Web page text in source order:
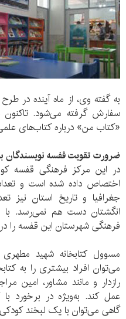
به گفته وی، از ماه آینده در
سفارش گرفته می‌شود.
«کتاب من» درباره کتاب‌های
ضرورت تقویت قفسه نویسندگان
در این مرکز فرهنگی قفسه
اختصاص داده شده است و
جغرافیا و تاریخ استان نیز
انگشتان دست هم نمی‌رسد.
فرهنگی شهرستان این قفسه را
مسوول کتابخانه شهید
می‌توان افراد بیشتری را به
رازدار و مانند مشاور، امین
عمل کند. به‌ویژه در برخورد
گاهی می‌توان با یک لبخند